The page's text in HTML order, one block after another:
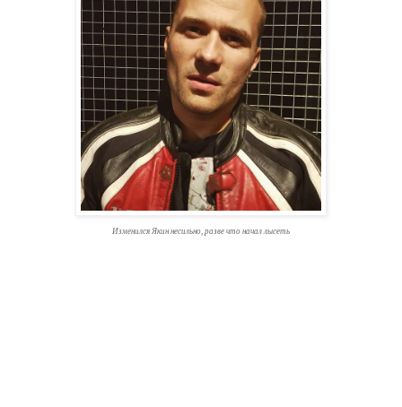
Изменился Якин несильно, разве что начал лысеть